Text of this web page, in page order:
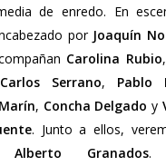
de enredo. En
por Joaquín
Carolina Rubio,
Carlos Serrano, Pablo
, Concha Delgado y
. Junto a ellos,
Alberto Granados.